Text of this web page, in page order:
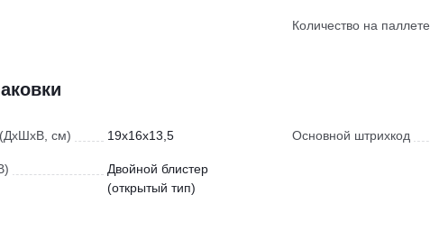
Количество на паллете
(ДхШхВ, см) 19x16x13,5
Двойной блистер
(открытый тип)
Основной штрихкод